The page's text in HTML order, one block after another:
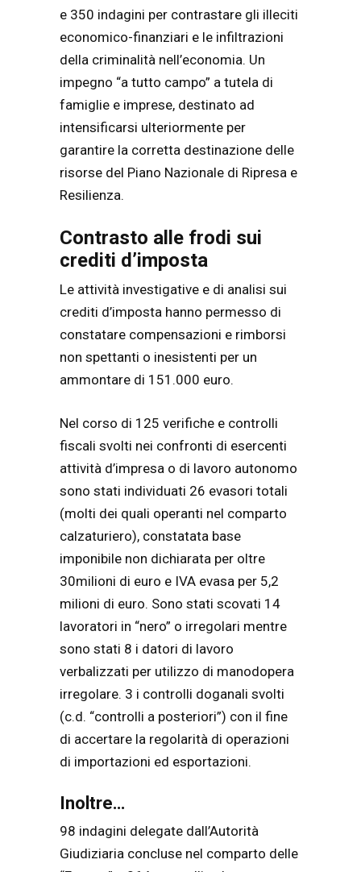
e 350 indagini per contrastare gli illeciti
economico-finanziari e le infiltrazioni
della criminalità nell’economia. Un
impegno “a tutto campo” a tutela di
famiglie e imprese, destinato ad
intensificarsi ulteriormente per
garantire la corretta destinazione delle
risorse del Piano Nazionale di Ripresa e
Resilienza.
Contrasto alle frodi sui
crediti d’imposta
Le attività investigative e di analisi sui
crediti d’imposta hanno permesso di
constatare compensazioni e rimborsi
non spettanti o inesistenti per un
ammontare di 151.000 euro.
Nel corso di 125 verifiche e controlli
fiscali svolti nei confronti di esercenti
attività d’impresa o di lavoro autonomo
sono stati individuati 26 evasori totali
(molti dei quali operanti nel comparto
calzaturiero), constatata base
imponibile non dichiarata per oltre
30milioni di euro e IVA evasa per 5,2
milioni di euro. Sono stati scovati 14
lavoratori in “nero” o irregolari mentre
sono stati 8 i datori di lavoro
verbalizzati per utilizzo di manodopera
irregolare. 3 i controlli doganali svolti
(c.d. “controlli a posteriori”) con il fine
di accertare la regolarità di operazioni
di importazioni ed esportazioni.
Inoltre…
98 indagini delegate dall’Autorità
Giudiziaria concluse nel comparto delle